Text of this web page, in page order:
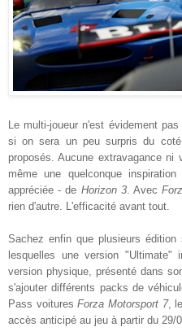
Le multi-joueur n'est évidement
si on sera un peu surpris du
proposés. Aucune extravagance ni
même une quelconque
appréciée - de Horizon 3. Avec
rien d'autre. L'efficacité avant tout.
Sachez enfin que plusieurs
lesquelles une version "Ultimate"
version physique, présenté dans
s'ajouter différents packs de
Pass voituresForza Motorsport 7,
accès anticipé au jeu à partir du 29/